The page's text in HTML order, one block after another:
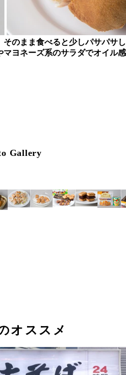
そのまま食べると少しパサパサし
ヨネーズ系のサラダでオイル感
Gallery
オススメ